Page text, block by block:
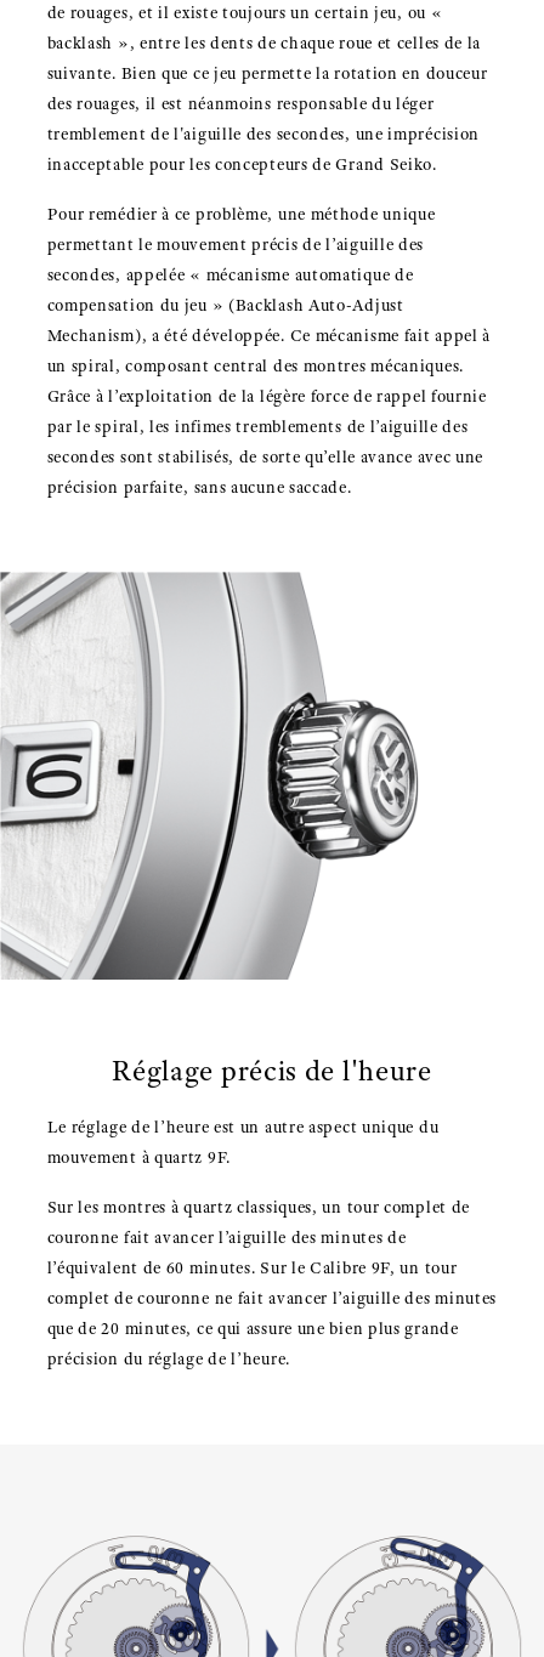
de rouages, et il existe toujours un certain jeu, ou «
backlash », entre les dents de chaque roue et celles de la
suivante. Bien que ce jeu permette la rotation en douceur
des rouages, il est néanmoins responsable du léger
tremblement de l'aiguille des secondes, une imprécision
inacceptable pour les concepteurs de Grand Seiko.
Pour remédier à ce problème, une méthode unique
permettant le mouvement précis de l’aiguille des
secondes, appelée « mécanisme automatique de
compensation du jeu » (Backlash Auto-Adjust
Mechanism), a été développée. Ce mécanisme fait appel à
un spiral, composant central des montres mécaniques.
Grâce à l’exploitation de la légère force de rappel fournie
par le spiral, les infimes tremblements de l’aiguille des
secondes sont stabilisés, de sorte qu’elle avance avec une
précision parfaite, sans aucune saccade.
Réglage précis de l'heure
Le réglage de l’heure est un autre aspect unique du
mouvement à quartz 9F.
Sur les montres à quartz classiques, un tour complet de
couronne fait avancer l’aiguille des minutes de
l’équivalent de 60 minutes. Sur le Calibre 9F, un tour
complet de couronne ne fait avancer l’aiguille des minutes
que de 20 minutes, ce qui assure une bien plus grande
précision du réglage de l’heure.